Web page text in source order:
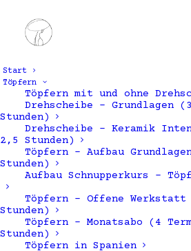
Start
Töpfern
Töpfern mit und ohne
Drehscheibe – Grundlagen
Stunden)
Drehscheibe – Keramik
2,5 Stunden)
Töpfern – Aufbau
Stunden)
Aufbau Schnupperkurs –
Töpfern – Offene
Stunden)
Töpfern – Monatsabo (4
Stunden)
Töpfern in Spanien
Drehscheibe
Buchung,
Samstag,
13:00
–
Uhr